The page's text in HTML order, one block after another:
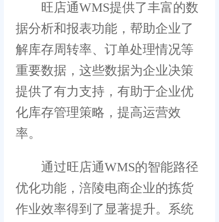
旺店通WMS提供了丰富的数
据分析和报表功能，帮助企业了
解库存周转率、订单处理情况等
重要数据，这些数据为企业决策
提供了有力支持，有助于企业优
化库存管理策略，提高运营效
率。
通过旺店通WMS的智能路径
优化功能，涪陵电商企业的拣货
作业效率得到了显著提升。系统